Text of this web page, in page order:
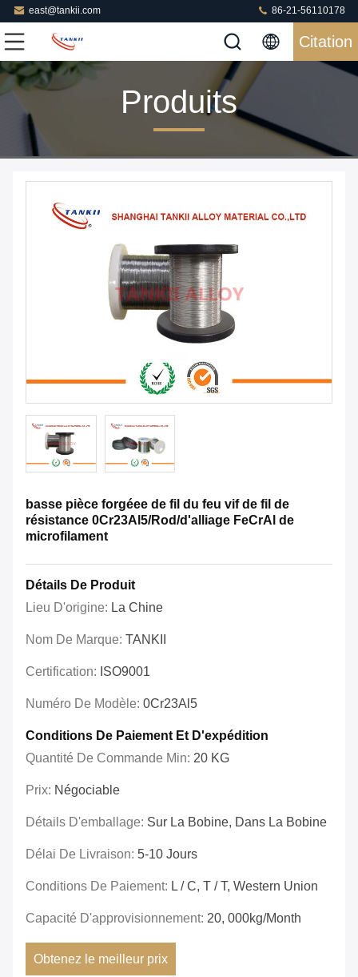
east@tankii.com 86-21-56110178
Citation
Produits
basse pièce forgéee de fil du feu vif de fil de
résistance 0Cr23Al5/Rod/d'alliage FeCrAl de
microfilament
Détails De Produit
Lieu D'origine: La Chine
Nom De Marque: TANKII
Certification: ISO9001
Numéro De Modèle: 0Cr23Al5
Conditions De Paiement Et D'expédition
Quantité De Commande Min: 20 KG
Prix: Négociable
Détails D'emballage: Sur La Bobine, Dans La Bobine
Délai De Livraison: 5-10 Jours
Conditions De Paiement: L / C, T / T, Western Union
Capacité D'approvisionnement: 20, 000kg/month
Obtenez le meilleur prix